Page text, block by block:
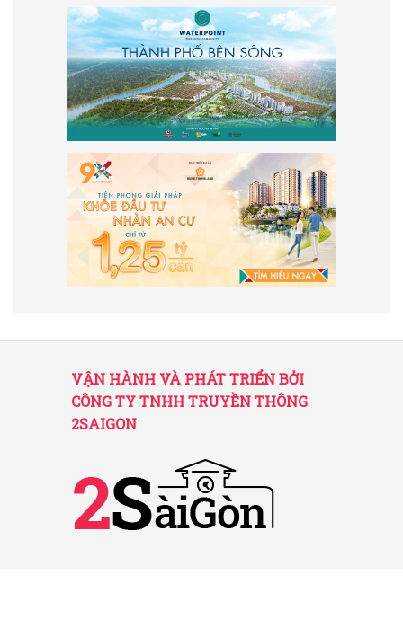
VẬN HÀNH VÀ PHÁT TRIỂN BỞI
CÔNG TY TNHH TRUYỀN THÔNG
2SAIGON